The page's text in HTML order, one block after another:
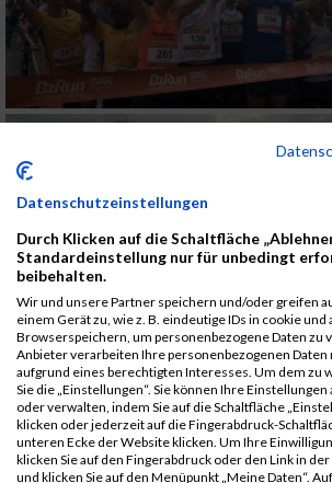
Datenschutzeinstellungen
Durch Klicken auf die Schaltfläche
Standardeinstellung nur für unbedingt
beibehalten.
Wir und unsere Partner speichern und/oder greifen
einem Gerät zu, wie z. B. eindeutige IDs in cookie und
Browserspeichern, um personenbezogene Daten zu
Anbieter verarbeiten Ihre personenbezogenen
aufgrund eines berechtigten Interesses. Um dem zu
Sie die „Einstellungen“. Sie können Ihre
oder verwalten, indem Sie auf die Schaltfläche
klicken oder jederzeit auf die Fingerabdruck-
unteren Ecke der Website klicken. Um Ihre
klicken Sie auf den Fingerabdruck oder den Link in
und klicken Sie auf den Menüpunkt „Meine Daten“.